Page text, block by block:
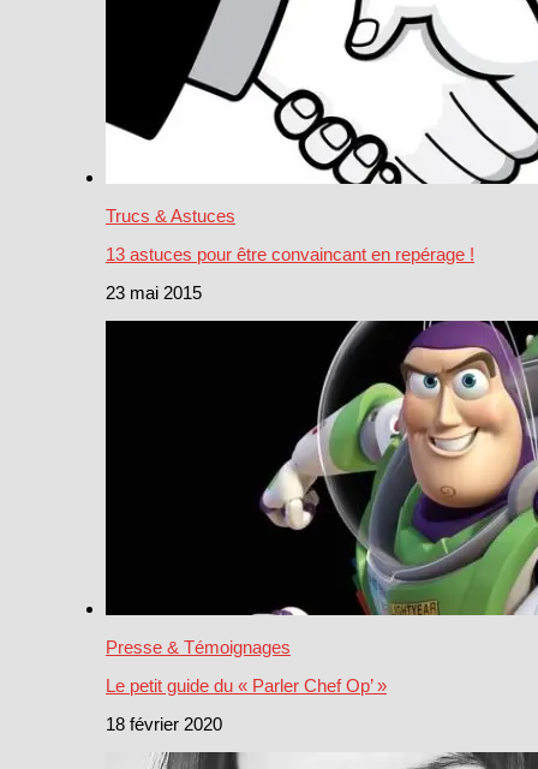
Trucs & Astuces
13 astuces pour être convaincant en repérage !
23 mai 2015
Presse & Témoignages
Le petit guide du « Parler Chef Op’ »
18 février 2020